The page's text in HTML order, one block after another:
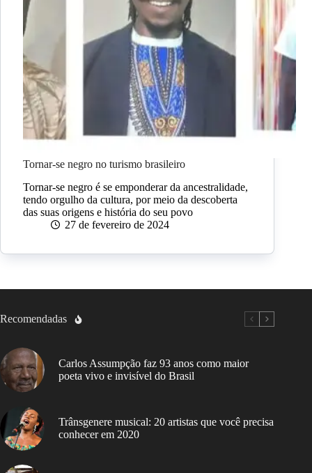
Tornar-se negro no turismo brasileiro
Tornar-se negro é se emponderar da ancestralidade,
tendo orgulho da cultura, por meio da descoberta
das suas origens e história do seu povo
27 de fevereiro de 2024
Recomendadas
Carlos Assumpção faz 93 anos como maior
poeta vivo e invisível do Brasil
Trânsgenere musical: 20 artistas que você precisa
conhecer em 2020